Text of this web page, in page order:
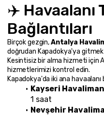
✈️ Havaalanı
Bağlantıları
Birçok gezgin, Antalya
doğrudan Kapadokya'ya
Kesintisiz bir alma hizmeti için
hizmetlerimizi kontrol edin.
Kapadokya'da iki ana havaalanı
Kayseri
1 saat
Nevşehir